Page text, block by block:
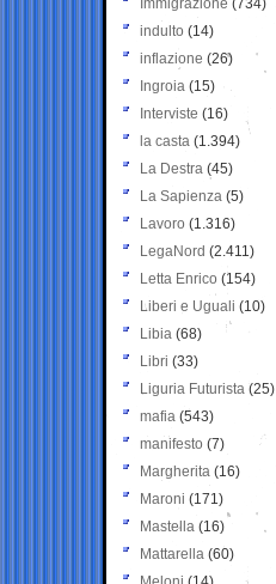
Immigrazione (734)
indulto (14)
inflazione (26)
Ingroia (15)
Interviste (16)
la casta (1.394)
La Destra (45)
La Sapienza (5)
Lavoro (1.316)
LegaNord (2.411)
Letta Enrico (154)
Liberi e Uguali (10)
Libia (68)
Libri (33)
Liguria Futurista (25)
mafia (543)
manifesto (7)
Margherita (16)
Maroni (171)
Mastella (16)
Mattarella (60)